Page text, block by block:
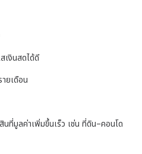
เงินสดได้ดี
ยเดือน
นที่มูลค่าเพิ่มขึ้นเร็ว เช่น ที่ดิน–คอนโด